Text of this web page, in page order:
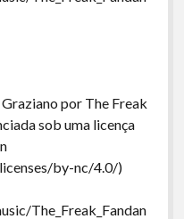
por The Freak
sob uma licença
by-nc/4.0/)
The_Freak_Fandan